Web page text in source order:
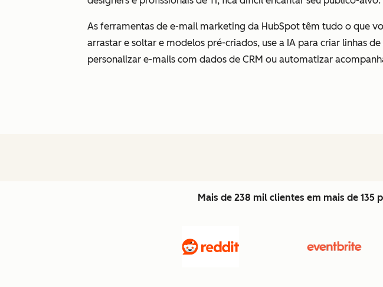
As ferramentas de e-mail marketing da HubSpot têm tudo o que
arrastar e soltar e modelos pré-criados, use a IA para criar linhas
personalizar e-mails com dados de CRM ou automatizar
Mais de 238 mil clientes em mais de 135